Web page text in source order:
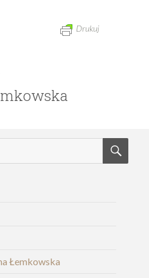
Drukuj
Łemkowska